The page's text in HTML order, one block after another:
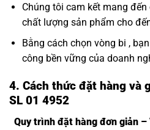
Chúng tôi cam kết mang
chất lượng sản phẩm cho
Bằng cách chọn vòng bi ,
công bền vững của doanh
4. Cách thức đặt hàng và
SL 01 4952
Quy trình đặt hàng đơn giản –